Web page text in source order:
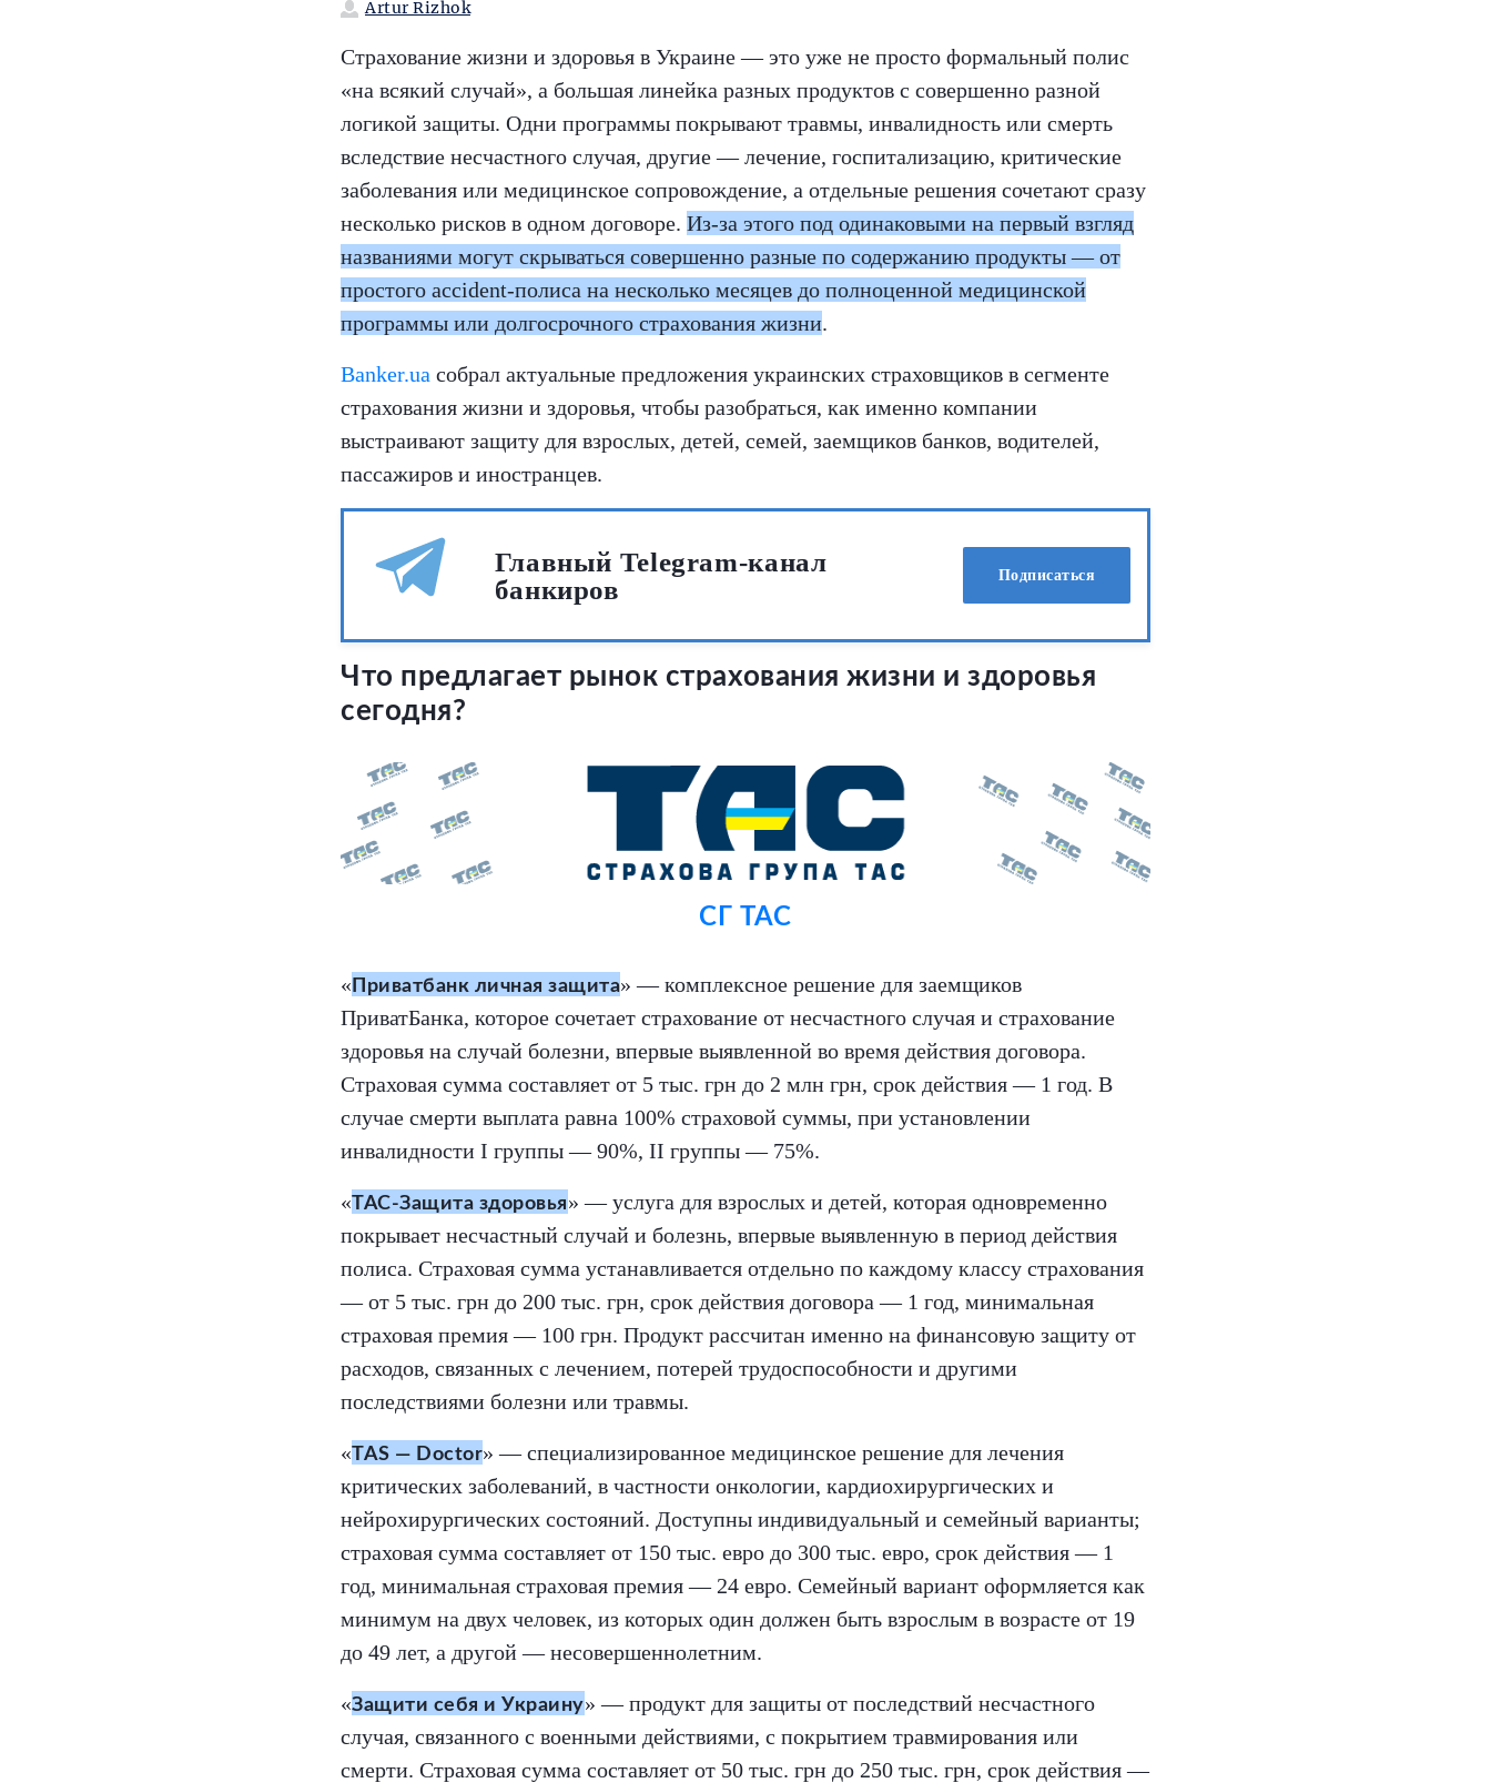
Artur Rizhok
Страхование жизни и здоровья в Украине — это уже не просто формальный полис
«на всякий случай», а большая линейка разных продуктов с совершенно разной
логикой защиты. Одни программы покрывают травмы, инвалидность или смерть
вследствие несчастного случая, другие — лечение, госпитализацию, критические
заболевания или медицинское сопровождение, а отдельные решения сочетают сразу
несколько рисков в одном договоре. Из-за этого под одинаковыми на первый взгляд
названиями могут скрываться совершенно разные по содержанию продукты — от
простого accident-полиса на несколько месяцев до полноценной медицинской
программы или долгосрочного страхования жизни.
Banker.ua собрал актуальные предложения украинских страховщиков в сегменте
страхования жизни и здоровья, чтобы разобраться, как именно компании
выстраивают защиту для взрослых, детей, семей, заемщиков банков, водителей,
пассажиров и иностранцев.
Главный Telegram-канал
банкиров
Подписаться
Что предлагает рынок страхования жизни и здоровья
сегодня?
СГ ТАС
« Приватбанк личная защита» — комплексное решение для заемщиков
ПриватБанка, которое сочетает страхование от несчастного случая и страхование
здоровья на случай болезни, впервые выявленной во время действия договора.
Страховая сумма составляет от 5 тыс. грн до 2 млн грн, срок действия — 1 год. В
случае смерти выплата равна 100% страховой суммы, при установлении
инвалидности I группы — 90%, II группы — 75%.
«ТАС-Защита здоровья» — услуга для взрослых и детей, которая одновременно
покрывает несчастный случай и болезнь, впервые выявленную в период действия
полиса. Страховая сумма устанавливается отдельно по каждому классу страхования
— от 5 тыс. грн до 200 тыс. грн, срок действия договора — 1 год, минимальная
страховая премия — 100 грн. Продукт рассчитан именно на финансовую защиту от
расходов, связанных с лечением, потерей трудоспособности и другими
последствиями болезни или травмы.
«TAS — Doctor» — специализированное медицинское решение для лечения
критических заболеваний, в частности онкологии, кардиохирургических и
нейрохирургических состояний. Доступны индивидуальный и семейный варианты;
страховая сумма составляет от 150 тыс. евро до 300 тыс. евро, срок действия — 1
год, минимальная страховая премия — 24 евро. Семейный вариант оформляется как
минимум на двух человек, из которых один должен быть взрослым в возрасте от 19
до 49 лет, а другой — несовершеннолетним.
«Защити себя и Украину» — продукт для защиты от последствий несчастного
случая, связанного с военными действиями, с покрытием травмирования или
смерти. Страховая сумма составляет от 50 тыс. грн до 250 тыс. грн, срок действия —